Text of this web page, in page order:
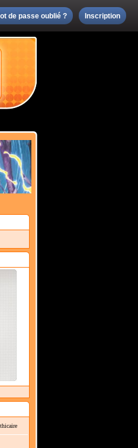
de passe oublié ? Inscription